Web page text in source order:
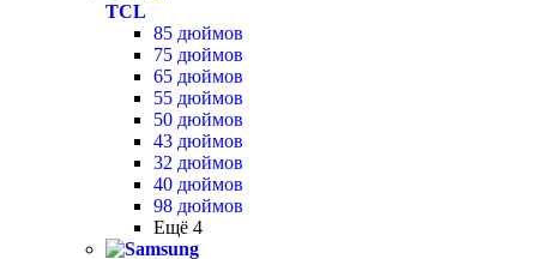
TCL
85 дюймов
75 дюймов
65 дюймов
55 дюймов
50 дюймов
43 дюймов
32 дюймов
40 дюймов
98 дюймов
Ещё 4